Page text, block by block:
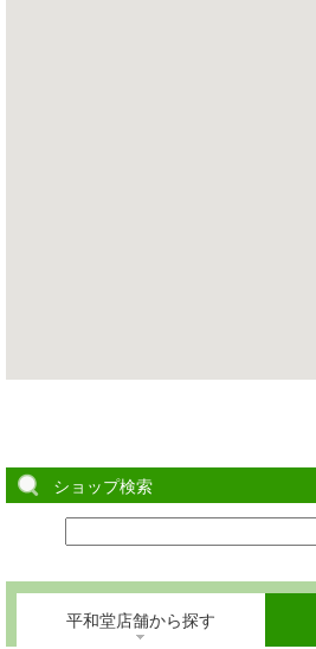
ショップ検索
平和堂店舗から探す